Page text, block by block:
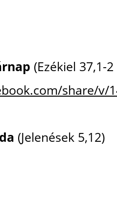
(Ezékiel 37,1-
share/v/
(Jelenések 5,12)